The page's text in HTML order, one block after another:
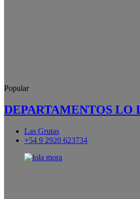
Popular
DEPARTAMENTOS LO
Las Grutas
+54 9 2920 623734